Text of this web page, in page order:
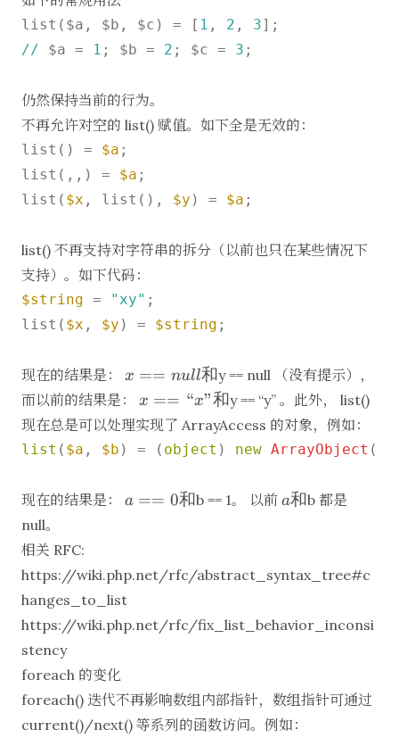
list($a, $b, $c) = [ 1 , 2 , 3
// $a = 1 ; $b = 2 ; $c = 3 ;
仍然保持当前的行为。
不再允许对空的 list() 赋值。如下全是无效的：
list() = $a ;
list(,,) = $a ;
list( $x , list(), $y ) = $a ;
list() 不再支持对字符串的拆分（以前也只在某些情况下
支持）。如下代码：
$string = "xy" ;
list( $x , $y ) = $string ;
现在的结果是： x
==
null
和
x == null和y == null （没有提示），
而以前的结果是： x
==
“x”
和
x == “x”和y == “y” 。此外， list()
现在总是可以处理实现了 ArrayAccess 的对象，例如：
list ( $a , $b ) = ( object ) new ArrayObject ([
现在的结果是： a
a == 0和b == 1。 以前 a
a和b 都是
null。
相关 RFC:
https://wiki.php.net/rfc/abstract_syntax_tree#c
hanges_to_list
https://wiki.php.net/rfc/fix_list_behavior_inconsi
stency
foreach 的变化
foreach() 迭代不再影响数组内部指针，数组指针可通过
current()/next() 等系列的函数访问。例如：